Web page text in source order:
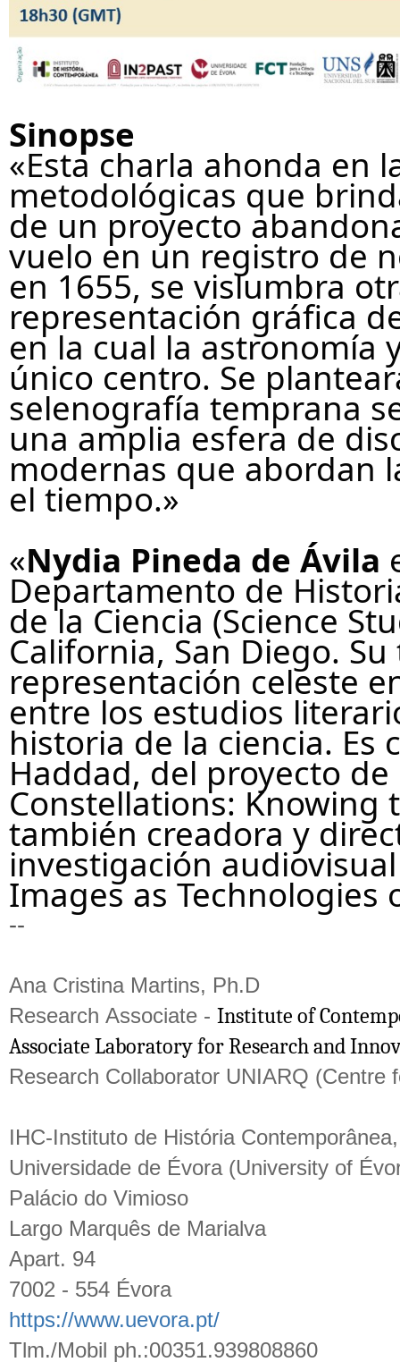
Sinopse
«Esta charla ahonda en
metodológicas que
de un proyecto
vuelo en un registro de
en 1655, se vislumbra
representación gráfica
en la cual la astronomía
único centro. Se
selenografía temprana
una amplia esfera de
modernas que abordan
el tiempo.»
«Nydia Pineda de Ávila
Departamento de
de la Ciencia (Science
California, San Diego.
representación celeste
entre los estudios
historia de la ciencia. Es
Haddad, del proyecto
Constellations: Knowing
también creadora y
investigación
Images as Technologies
--
Ana Cristina Martins, Ph.D
Research Associate - Institute of
Associate Laboratory for Research and
Research Collaborator UNIARQ (Centre
IHC-Instituto de História
Universidade de Évora (University of
Palácio do Vimioso
Largo Marquês de Marialva
Apart. 94
7002 - 554 Évora
https://www.uevora.pt/
Tlm./Mobil ph.:00351.939808860